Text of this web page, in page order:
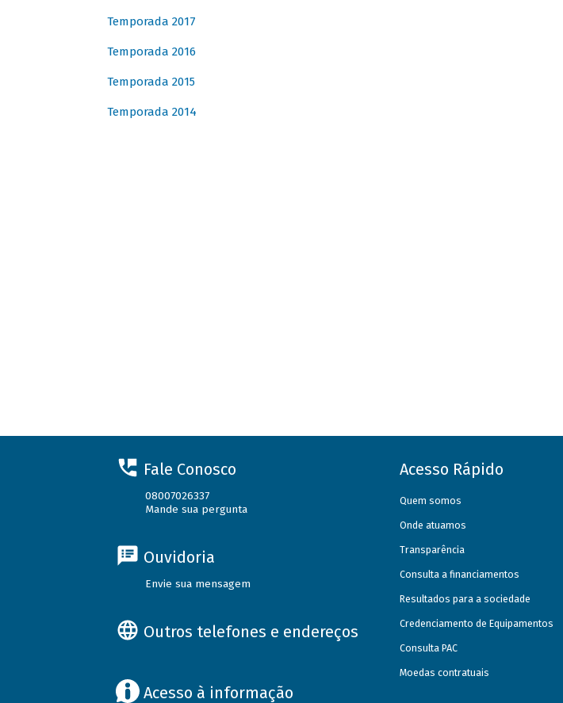
Temporada 2017
Temporada 2016
Temporada 2015
Temporada 2014
Fale Conosco
08007026337
Mande sua pergunta
Ouvidoria
Envie sua mensagem
Outros telefones e endereços
Acesso à informação
Acesso Rápido
Quem somos
Onde atuamos
Transparência
Consulta a financiamentos
Resultados para a sociedade
Credenciamento de Equipamentos
Consulta PAC
Moedas contratuais